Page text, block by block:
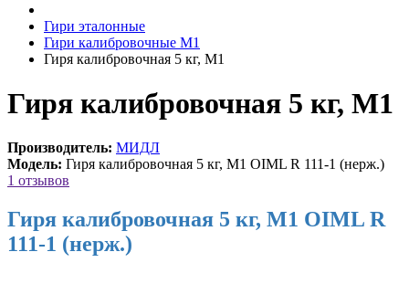
Гири эталонные
Гири калибровочные М1
Гиря калибровочная 5 кг, М1
Гиря калибровочная 5 кг, М1
Производитель: МИДЛ
Модель: Гиря калибровочная 5 кг, М1 OIML R 111-1 (нерж.)
1 отзывов
Гиря калибровочная 5 кг, М1 OIML R
111-1 (нерж.)